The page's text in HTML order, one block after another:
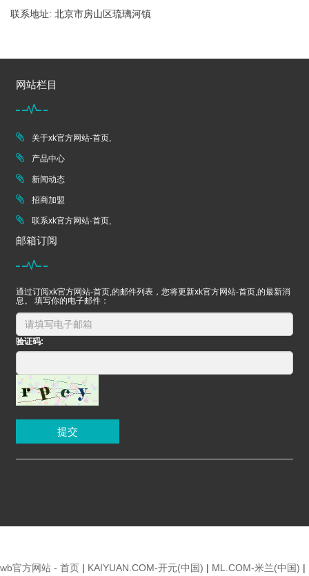
联系地址: 北京市房山区琉璃河镇
网站栏目
关于xk官方网站-首页,
产品中心
新闻动态
招商加盟
联系xk官方网站-首页,
邮箱订阅
通过订阅xk官方网站-首页,的邮件列表，您将更新xk官方网站-首页,的最新消
息。 填写你的电子邮件：
验证码:
提交
wb官方网站 - 首页 | KAIYUAN.COM-开元(中国) | ML.COM-米兰(中国) |